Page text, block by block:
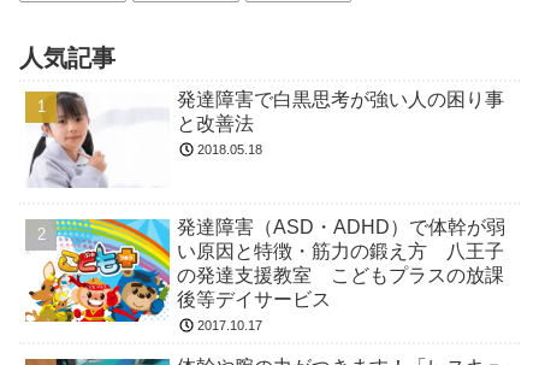
人気記事
発達障害で白黒思考が強い人の困り事
と改善法
2018.05.18
発達障害（ASD・ADHD）で体幹が弱
い原因と特徴・筋力の鍛え方 八王子
の発達支援教室 こどもプラスの放課
後等デイサービス
2017.10.17